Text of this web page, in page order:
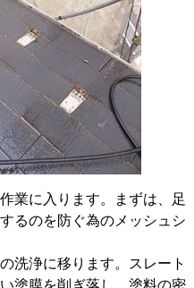
業に入ります。まずは、足
るのを防ぐ為のメッシュシ
洗浄に移ります。スレート
塗膜を削ぎ落し、塗料の密